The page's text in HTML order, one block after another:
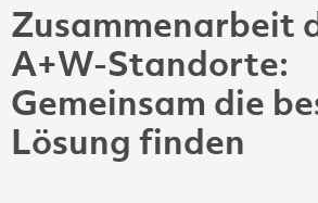
Zusammenarbeit
A+W-Standorte:
Gemeinsam die
Lösung finden